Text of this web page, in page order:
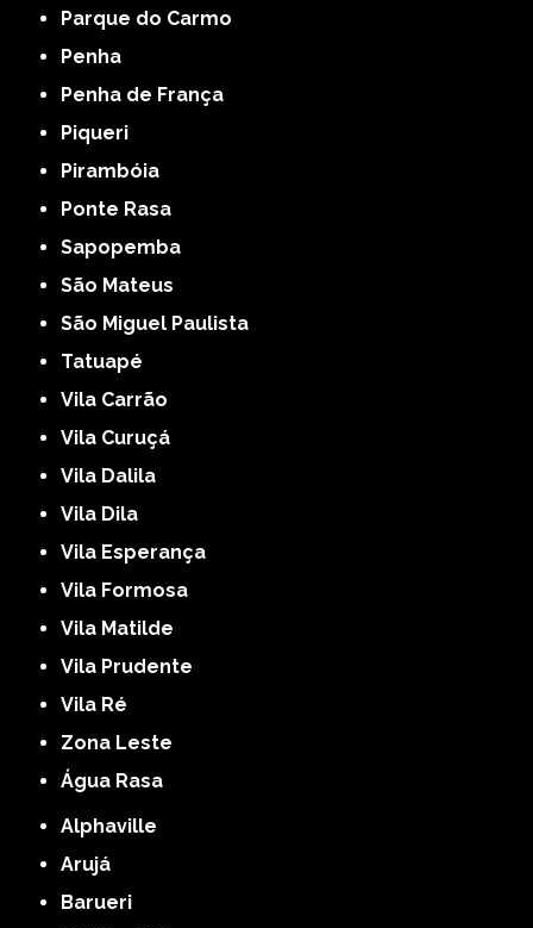
Parque do Carmo
Penha
Penha de França
Piqueri
Pirambóia
Ponte Rasa
Sapopemba
São Mateus
São Miguel Paulista
Tatuapé
Vila Carrão
Vila Curuçá
Vila Dalila
Vila Dila
Vila Esperança
Vila Formosa
Vila Matilde
Vila Prudente
Vila Ré
Zona Leste
Água Rasa
Alphaville
Arujá
Barueri